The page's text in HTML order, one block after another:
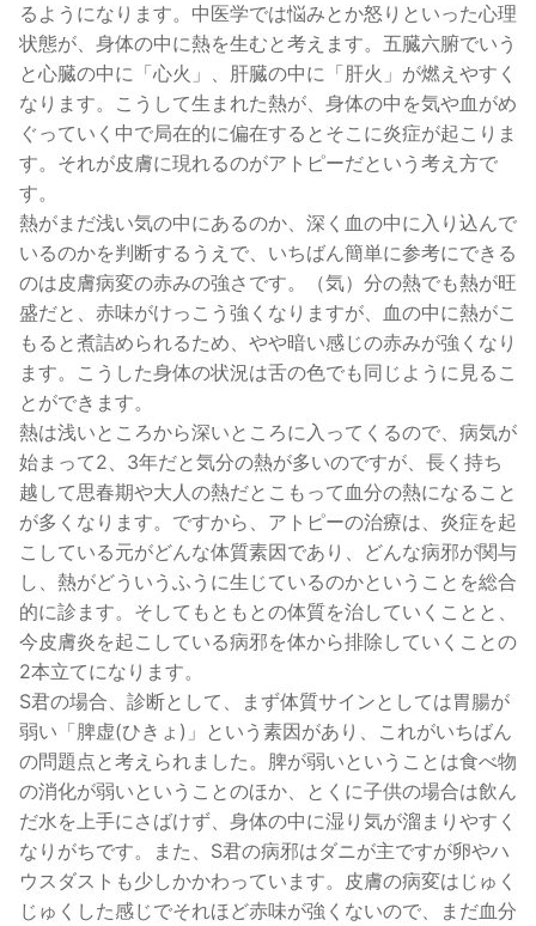
るようになります。中医学では悩みとか怒りといった心理
状態が、身体の中に熱を生むと考えます。五臓六腑でいう
と心臓の中に「心火」、肝臓の中に「肝火」が燃えやすく
なります。こうして生まれた熱が、身体の中を気や血がめ
ぐっていく中で局在的に偏在するとそこに炎症が起こりま
す。それが皮膚に現れるのがアトピーだという考え方で
す。
熱がまだ浅い気の中にあるのか、深く血の中に入り込んで
いるのかを判断するうえで、いちばん簡単に参考にできる
のは皮膚病変の赤みの強さです。（気）分の熱でも熱が旺
盛だと、赤味がけっこう強くなりますが、血の中に熱がこ
もると煮詰められるため、やや暗い感じの赤みが強くなり
ます。こうした身体の状況は舌の色でも同じように見るこ
とができます。
熱は浅いところから深いところに入ってくるので、病気が
始まって2、3年だと気分の熱が多いのですが、長く持ち
越して思春期や大人の熱だとこもって血分の熱になること
が多くなります。ですから、アトピーの治療は、炎症を起
こしている元がどんな体質素因であり、どんな病邪が関与
し、熱がどういうふうに生じているのかということを総合
的に診ます。そしてもともとの体質を治していくことと、
今皮膚炎を起こしている病邪を体から排除していくことの
2本立てになります。
S君の場合、診断として、まず体質サインとしては胃腸が
弱い「脾虚(ひきょ)」という素因があり、これがいちばん
の問題点と考えられました。脾が弱いということは食べ物
の消化が弱いということのほか、とくに子供の場合は飲ん
だ水を上手にさばけず、身体の中に湿り気が溜まりやすく
なりがちです。また、S君の病邪はダニが主ですが卵やハ
ウスダストも少しかかわっています。皮膚の病変はじゅく
じゅくした感じでそれほど赤味が強くないので、まだ血分